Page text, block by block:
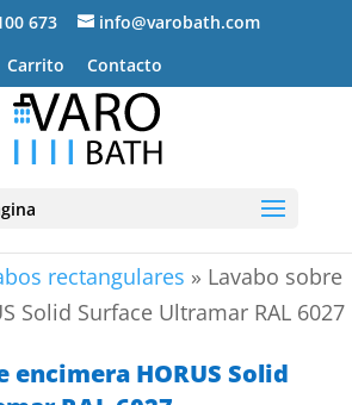
673
info@varobath.com
Carrito
Contacto
rectangulares » Lavabo sobre
Solid Surface Ultramar RAL 6027
encimera HORUS Solid